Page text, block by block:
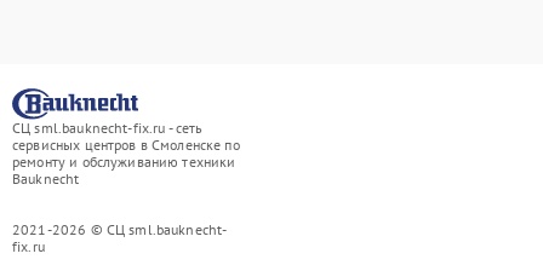
СЦ sml.bauknecht-fix.ru - сеть
сервисных центров в Смоленске по
ремонту и обслуживанию техники
Bauknecht
2021-2026 © СЦ sml.bauknecht-
fix.ru